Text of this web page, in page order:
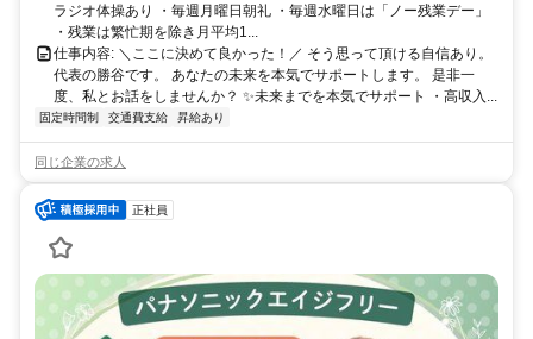
ラジオ体操あり ・毎週月曜日朝礼 ・毎週水曜日は「ノー残業デー」
・残業は繁忙期を除き月平均1...
仕事内容: ＼ここに決めて良かった！／ そう思って頂ける自信あり。
代表の勝谷です。 あなたの未来を本気でサポートします。 是非一
度、私とお話をしませんか？ ✨未来までを本気でサポート ・高収入...
固定時間制 交通費支給 昇給あり
同じ企業の求人
正社員